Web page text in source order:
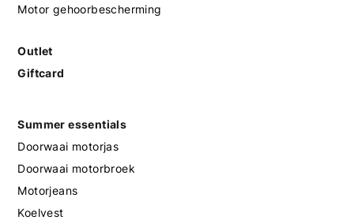
Motor gehoorbescherming
Outlet
Giftcard
Summer essentials
Doorwaai motorjas
Doorwaai motorbroek
Motorjeans
Koelvest